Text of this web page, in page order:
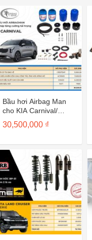
Bầu hơi Airbag Man
cho KIA Carnival/
Sedona sau 2015
CR5079HP
30,500,000 ₫